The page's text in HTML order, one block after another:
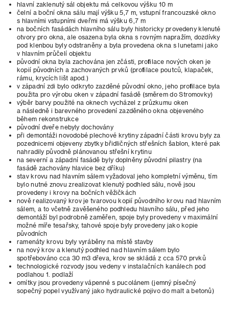
hlavní zaklenutý sál objektu má celkovou výšku 10 m
čelní a boční okna sálu mají výšku 5,7 m, vstupní francouzské okno
s hlavními vstupními dveřmi má výšku 6,7 m
na bočních fasádách hlavního sálu byly historicky provedeny klenuté
otvory pro okna, ale osazena byla okna s rovným napražím, dozdívky
pod klenbou byly odstraněny a byla provedena okna s lunetami jako
v hlavním průčelí objektu
původní okna byla zachována jen zčásti, profilace nových oken je
kopií původních a zachovaných prvků (profilace poutců, klapaček,
rámu, krycích lišt apod.)
v západní zdi bylo odkryto zazděné původní okno, jeho profilace byla
použita pro výrobu oken v západní fasádě (směrem do Stromovky)
výběr barvy použité na oknech vycházel z průzkumu oken
a následně i barevného provedení zazděného okna objeveného
během rekonstrukce
původní dveře nebyly dochovány
při demontáži novodobé plechové krytiny západní části krovu byly za
pozednicemi objeveny zbytky břidličných střešních šablon, které pak
nahradily původně plánovanou střešní krytinu
na severní a západní fasádě byly doplněny původní pilastry (na
fasádě zachovány hlavice bez dříku)
stav krovu nad hlavním sálem vyžadoval jeho kompletní výměnu, tím
bylo nutné znovu zrealizovat klenutý podhled sálu, nově jsou
provedeny i krovy na bočních věžičkách
nově realizovaný krov je tvarovou kopií původního krovu nad hlavním
sálem, a to včetně zavěšeného podhledu hlavního sálu, před jeho
demontáží byl podrobně zaměřen, spoje byly provedeny v maximální
možné míře tesařsky, tahové spoje byly provedeny jako kopie
původních
ramenáty krovu byly vyráběny na místě stavby
na nový krov a klenutý podhled nad hlavním sálem bylo
spotřebováno cca 30 m3 dřeva, krov se skládá z cca 570 prvků
technologické rozvody jsou vedeny v instalačních kanálech pod
podlahou 1. podlaží
omítky jsou provedeny vápenné s pucolánem (jemný písečný
sopečný popel využívaný jako hydraulické pojivo do malt a betonů)